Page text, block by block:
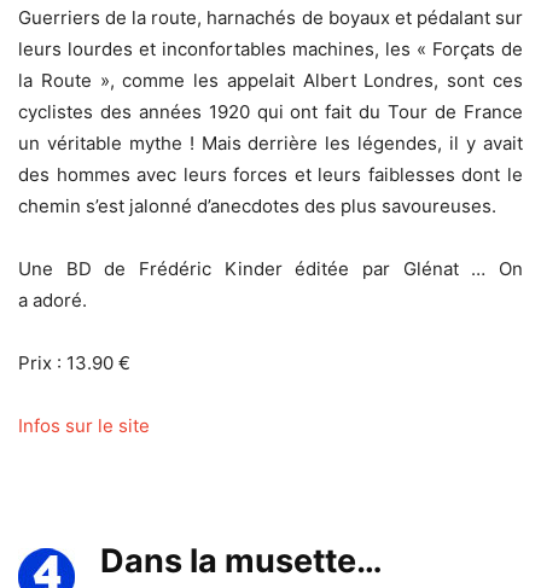
Guerriers de la route, harnachés de boyaux et pédalant sur
leurs lourdes et inconfortables machines, les « Forçats de
la Route », comme les appelait Albert Londres, sont ces
cyclistes des années 1920 qui ont fait du Tour de France
un véritable mythe ! Mais derrière les légendes, il y avait
des hommes avec leurs forces et leurs faiblesses dont le
chemin s’est jalonné d’anecdotes des plus savoureuses.
Une BD de Frédéric Kinder éditée par Glénat … On
a adoré.
Prix : 13.90 €
Infos sur le site
Dans la musette…